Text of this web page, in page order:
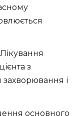
Лікування
з
і
основного